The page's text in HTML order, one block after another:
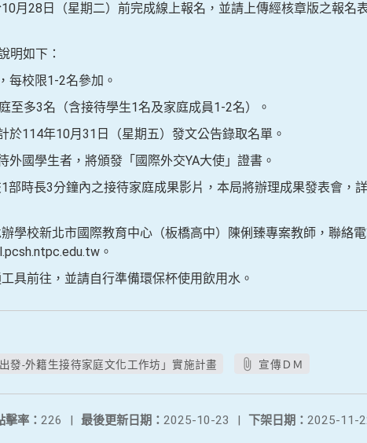
月28日（星期二）前完成線上報名，並請上傳經核章版之報名
明如下：
每校限1-2名參加。
至多3名（含接待學生1名及家庭成員1-2名）。
於114年10月31日（星期五）發文公告錄取名單。
外國學生者，將頒發「國際外交YA大使」證書。
部時長3分鐘內之接待家庭成果影片，本局將辦理成果發表會，
學校新北市國際教育中心（板橋高中）陳俐臻專案教師，聯絡
。
具前往，並請自行準備環保杯使用飲用水。
發-外籍生接待家庭文化工作坊」實施計畫 宣傳ＤＭ
下架日期： 2025-11-
最後更新日期： 2025-10-23 |
擊率： 226 |